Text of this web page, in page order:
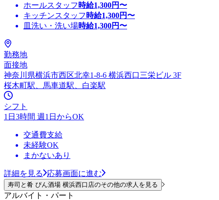
ホールスタッフ 時給1,300円〜
キッチンスタッフ 時給1,300円〜
皿洗い・洗い場時給1,300円〜
勤務地
面接地
神奈川県横浜市西区北幸1-8-6 横浜西口三栄ビル 3F
桜木町駅、馬車道駅、白楽駅
シフト
1日3時間 週1日からOK
交通費支給
未経験OK
まかないあり
詳細を見る 応募画面に進む
寿司と肴 ぴん酒場 横浜西口店のその他の求人を見る
アルバイト・パート